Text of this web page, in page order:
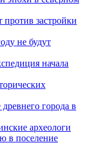
застройки
не будут
начала
города в
археологи
в поселение